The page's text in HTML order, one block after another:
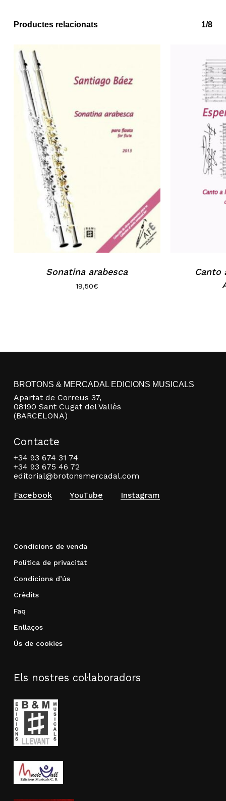
Productes relacionats 1/8
Sonatina arabesca
19,50€
Canto
BROTONS & MERCADAL EDICIONS MUSICALS
Apartat de Correus 37,
08190 Sant Cugat del Vallès
(BARCELONA)
Contacte
+34 93 674 31 74
+34 93 675 46 72
editorial@brotonsmercadal.com
Facebook
YouTube Instagram
Condicions de venda
Política de privacitat
Condicions d’ús
Crèdits
Faq
Enllaços
Ús de cookies
Els nostres col·laboradors